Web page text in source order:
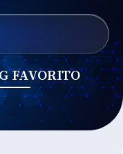
FAVORITO